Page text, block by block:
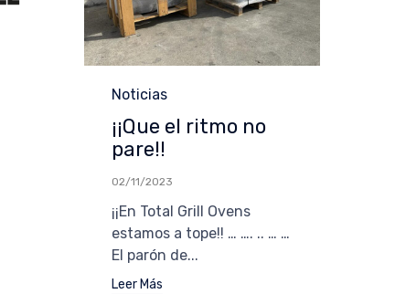
Categoría
Noticias
¡¡Que el ritmo no
pare!!
02/11/2023
¡¡En Total Grill Ovens
estamos a tope!! … …. .. … …
El parón de...
Leer Más